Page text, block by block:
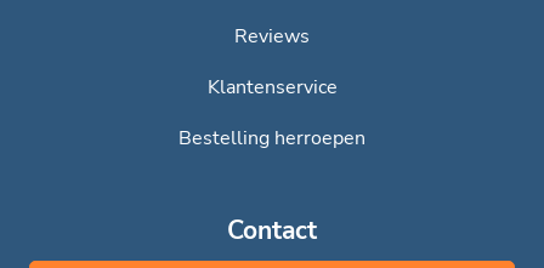
Reviews
Klantenservice
Bestelling herroepen
Contact